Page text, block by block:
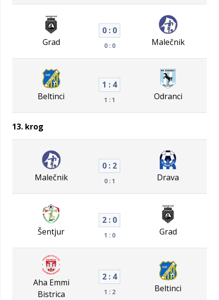
Grad
0 : 0
0 : 0 Malečnik
Beltinci
1 : 4
1 : 1 Odranci
13. krog
Malečnik
0 : 2
0 : 1 Drava
Šentjur
2 : 0
1 : 0 Grad
Aha Emmi
Bistrica
2 : 4
1 : 2 Beltinci